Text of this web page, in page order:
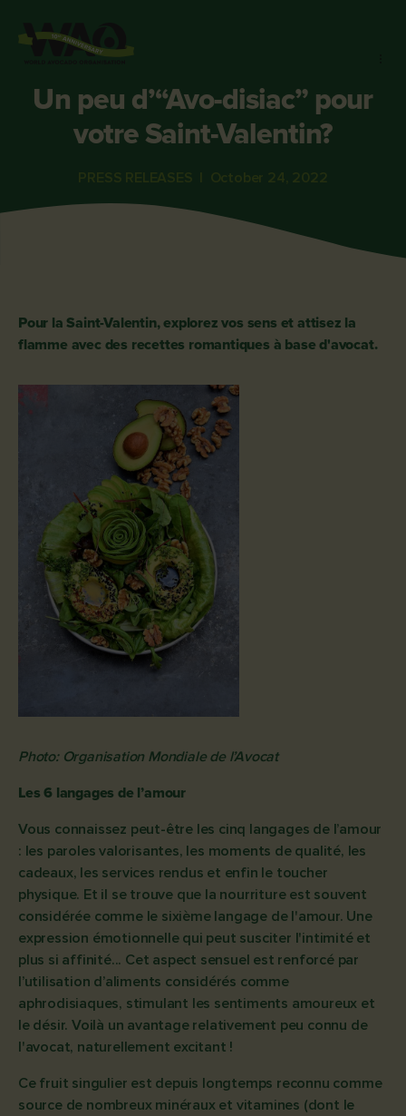
Un peu d’“Avo-disiac” pour
votre Saint-Valentin?
PRESS RELEASES | October 24, 2022
Pour la Saint-Valentin, explorez vos sens et attisez la
flamme avec des recettes romantiques à base d'avocat.
Photo: Organisation Mondiale de l’Avocat
Les 6 langages de l’amour
Vous connaissez peut-être les cinq langages de l’amour
: les paroles valorisantes, les moments de qualité, les
cadeaux, les services rendus et enfin le toucher
physique. Et il se trouve que la nourriture est souvent
considérée comme le sixième langage de l'amour. Une
expression émotionnelle qui peut susciter l'intimité et
plus si affinité... Cet aspect sensuel est renforcé par
l’utilisation d’aliments considérés comme
aphrodisiaques, stimulant les sentiments amoureux et
le désir. Voilà un avantage relativement peu connu de
l'avocat, naturellement excitant !
Ce fruit singulier est depuis longtemps reconnu comme
source de nombreux minéraux et vitamines (dont le